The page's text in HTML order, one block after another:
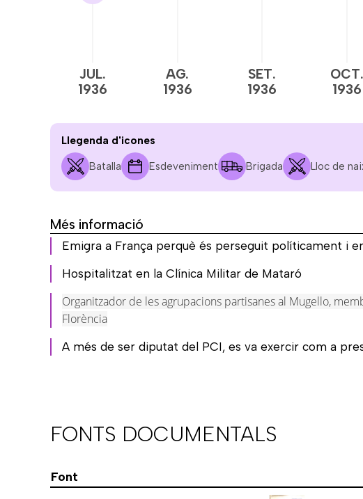
JUL.
1936
AG.
1936
SET.
1936
OCT.
1936
Llegenda d'icones
Batalla Esdeveniment Brigada Lloc de
Més informació
Emigra a França perquè és perseguit políticament i
Hospitalitzat en la Clínica Militar de Mataró
Organitzador de les agrupacions partisanes al Mugello,
Florència
A més de ser diputat del PCI, es va exercir com a
FONTS DOCUMENTALS
Font